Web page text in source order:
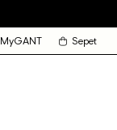
MyGANT Sepet